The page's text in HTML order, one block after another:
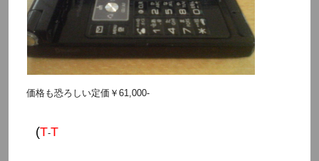
価格も恐ろしい定価 ￥61,000-
(T-T